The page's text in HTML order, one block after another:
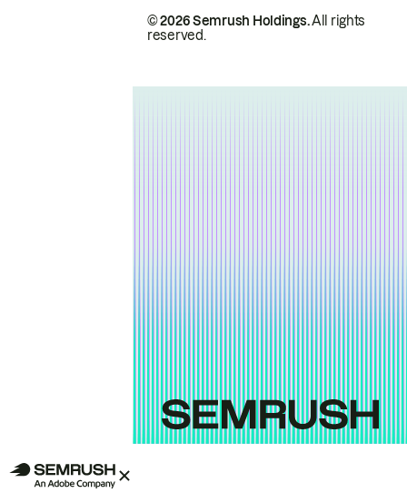
© 2026 Semrush Holdings.All rights
reserved.